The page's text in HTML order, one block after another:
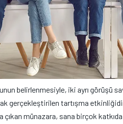
belirlenmesiyle, iki ayrı görüşü
gerçekleştirilen tartışma
çıkan münazara, sana birçok